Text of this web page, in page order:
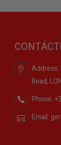
Address:
Road,
Phone:
Email: